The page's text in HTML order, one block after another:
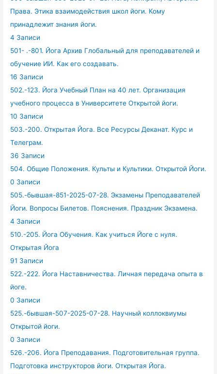
Права. Этика взаимодействия школ йоги. Кому
принадлежит знания йоги.
4 Записи
501- .-801. Йога Архив Глобальный для преподавателей и
обучение ИИ. Как его создавать.
16 Записи
502.-123. Йога Учебный План на 40 лет. Организация
учебного процесса в Университете Открытой йоги.
10 Записи
503.-200. Открытая Йога. Все Ресурсы Деканат. Курс и
Телеграм.
36 Записи
504. Общие Положения. Культы и Культики. Открытой Йоги.
0 Записи
505.-бывшая-851-2025-07-28. Экзамены Преподавателей
Йоги. Вопросы Билетов. Пояснения. Праздник Экзамена.
4 Записи
510.-205. Йога Обучения. Как учиться Йоге с нуля.
Открытая Йога
91 Записи
522.-222. Йога Наставничества. Личная передача опыта в
йоге.
0 Записи
525.-бывшая-507-2025-07-28. Научный коллоквиумы
Открытой йоги.
0 Записи
526.-206. Йога Преподавания. Подготовительная группа.
Подготовка инструкторов йоги. Открытая Йога.